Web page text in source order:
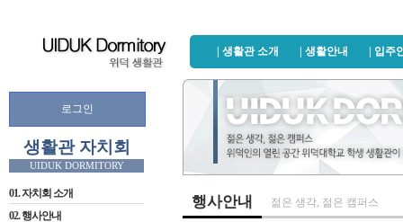
| 생활관 소개 | 생활안내 | 입주
로그인
생활관 자치회
01. 자치회 소개
02. 행사안내
행사안내 젊은 생각, 젊은 캠퍼스